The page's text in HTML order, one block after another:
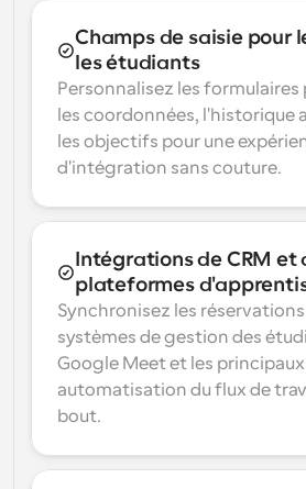
Champs de saisie pour
les étudiants
Personnalisez les
les coordonnées, l'historique
les objectifs pour une
d'intégration sans couture.
Intégrations de CRM et
plateformes
Synchronisez les
systèmes de gestion des
Google Meet et les principaux
automatisation du flux de
bout.